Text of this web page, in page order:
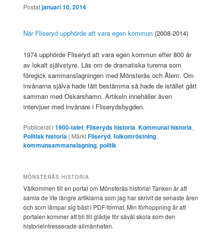
Postatjanuari 10, 2014
När Fliseryd upphörde att vara egen kommun(2008-2014)
1974 upphörde Fliseryd att vara egen kommun efter 800 år
av lokalt självstyre. Läs om de dramatiska turerna som
föregick sammanslagningen med Mönsterås och Ålem. Om
invånarna själva hade fått bestämma så hade de istället gått
samman med Oskarshamn. Artikeln innehåller även
intervjuer med invånare i Fliserydsbygden.
Publicerat i 1900-talet, Fliseryds historia, Kommunal historia,
Politisk historia | MärktFliseryd, folkomröstning,
kommunsammanslagning, politik
MÖNSTERÅS HISTORIA
Välkommen till en portal om Mönsterås historia! Tanken är att
samla de lite längre artiklarna som jag har skrivit de senaste åren
och som lämpar sig bäst i PDF-format. Min förhoppning är att
portalen kommer att bli till glädje för såväl skola som den
historieintresserade allmänheten.